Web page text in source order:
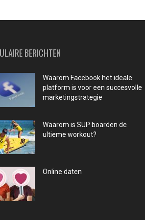
BERICHTEN
Waarom Facebook het ideale
platform is voor een succesvolle
marketingstrategie
Waarom is SUP boarden de
ultieme workout?
Online daten